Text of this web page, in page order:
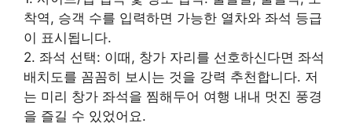
착역, 승객 수를 입력하면 가능한 열차와 좌석 등급
이 표시됩니다.
2. 좌석 선택: 이때, 창가 자리를 선호하신다면 좌석
배치도를 꼼꼼히 보시는 것을 강력 추천합니다. 저
는 미리 창가 좌석을 찜해두어 여행 내내 멋진 풍경
을 즐길 수 있었어요.